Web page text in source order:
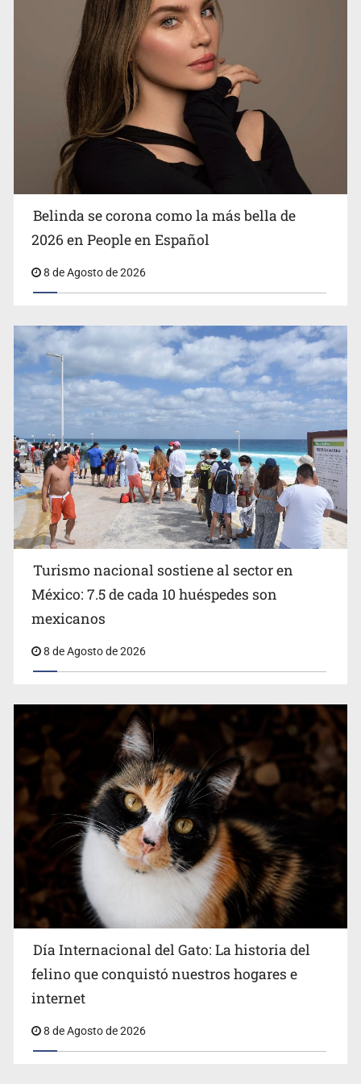
Ciclosporiasis no representa un riesgo epidemiológico
masivo
EU reanudará este sábado inspecciones de aguacate en
Michoacán
Belinda se corona como la más bella de 2026 en People
Belinda se corona como la más bella de
2026 en People en Español
8 de Agosto de 2026
Turismo nacional sostiene al sector en
México: 7.5 de cada 10 huéspedes son
mexicanos
8 de Agosto de 2026
Día Internacional del Gato: La historia del
felino que conquistó nuestros hogares e
internet
8 de Agosto de 2026